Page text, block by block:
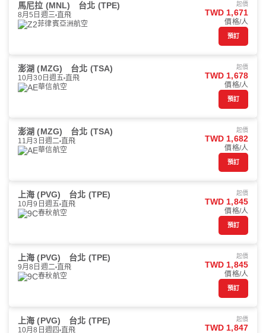
馬尼拉 (MNL) 台北 (TPE)
8月5日週三 直飛
菲律賓亞洲航空
起價
TWD 1,671
價格/人
預訂
澎湖 (MZG) 台北 (TSA)
10月30日週五 直飛
華信航空
起價
TWD 1,678
價格/人
預訂
澎湖 (MZG) 台北 (TSA)
11月3日週二 直飛
華信航空
起價
TWD 1,682
價格/人
預訂
上海 (PVG) 台北 (TPE)
10月9日週五 直飛
春秋航空
起價
TWD 1,845
價格/人
預訂
上海 (PVG) 台北 (TPE)
9月8日週二 直飛
春秋航空
起價
TWD 1,845
價格/人
預訂
上海 (PVG) 台北 (TPE)
10月8日週四 直飛
起價
TWD 1,847